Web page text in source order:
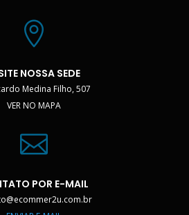

NOSSA SEDE
Medina Filho, 507
VER NO MAPA

POR E-MAIL